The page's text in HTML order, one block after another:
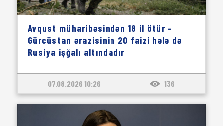
Avqust müharibəsindən 18 il ötür –
Gürcüstan ərazisinin 20 faizi hələ də
Rusiya işğalı altındadır
07.08.2026 10:26 136